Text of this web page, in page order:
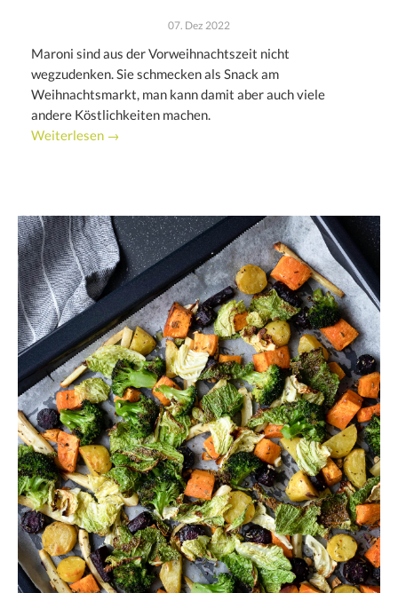
07. Dez 2022
Maroni sind aus der Vorweihnachtszeit nicht
wegzudenken. Sie schmecken als Snack am
Weihnachtsmarkt, man kann damit aber auch viele
andere Köstlichkeiten machen.
Weiterlesen →